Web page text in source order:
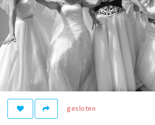
Eten
Drinken
Slapen
Recreatief
Winkels
Winkelgebiedengesloten